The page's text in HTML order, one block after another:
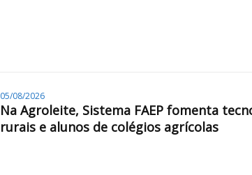
05/08/2026
Na Agroleite, Sistema FAEP fomenta
rurais e alunos de colégios agrícolas